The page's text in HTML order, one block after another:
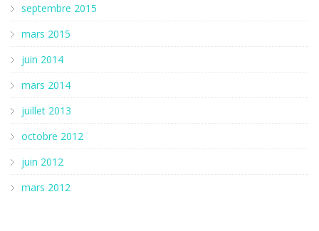
septembre 2015
mars 2015
juin 2014
mars 2014
juillet 2013
octobre 2012
juin 2012
mars 2012